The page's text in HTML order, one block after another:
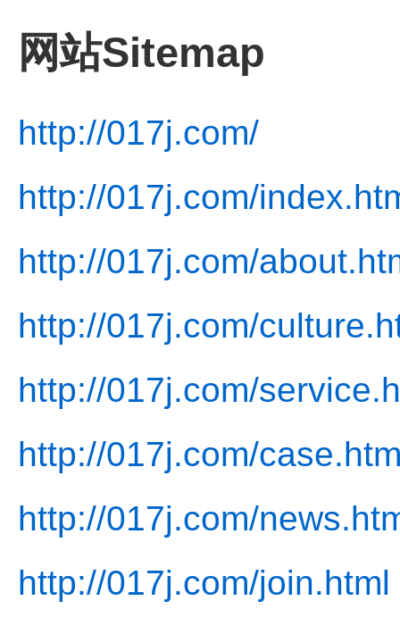
网站Sitemap
http://017j.com/
http://017j.com/
http://017j.com/
http://017j.com/
http://017j.com/
http://017j.com/
http://017j.com/
http://017j.com/join.html